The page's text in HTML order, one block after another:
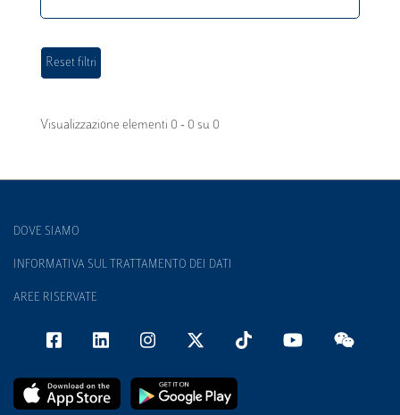
Visualizzazione elementi 0 - 0 su 0
DOVE SIAMO
INFORMATIVA SUL TRATTAMENTO DEI DATI
AREE RISERVATE